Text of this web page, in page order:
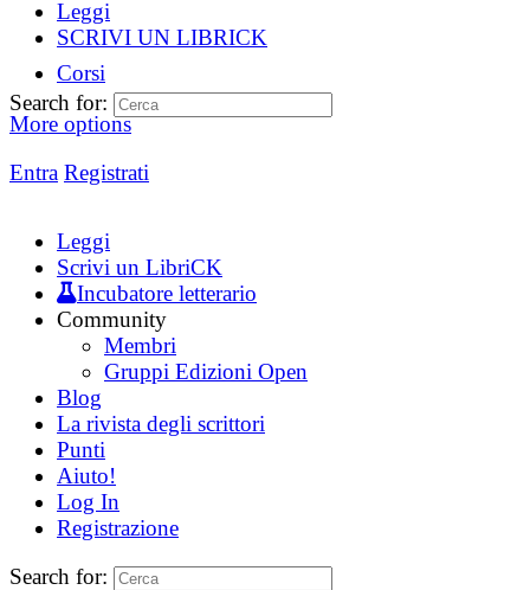
Leggi
SCRIVI UN LIBRICK
Corsi
More options
Entra Registrati
Search for:
Leggi
Scrivi un LibriCK
Incubatore letterario
Community
Membri
Gruppi Edizioni Open
Blog
La rivista degli scrittori
Punti
Aiuto!
Log In
Registrazione
Search for: